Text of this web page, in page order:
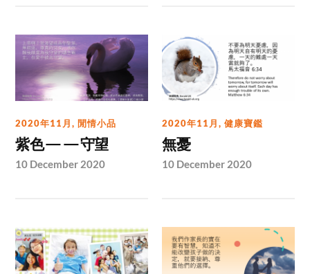
2020年11月, 閒情小品
紫色——守望
10 December 2020
2020年11月,健康寶鑑
無憂
10 December 2020